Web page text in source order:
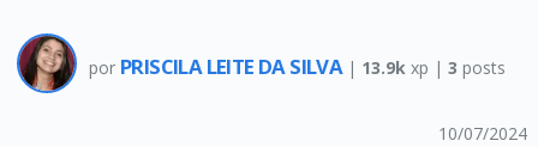
por PRISCILA LEITE DA SILVA | 13.9k xp | 3 posts
10/07/2024